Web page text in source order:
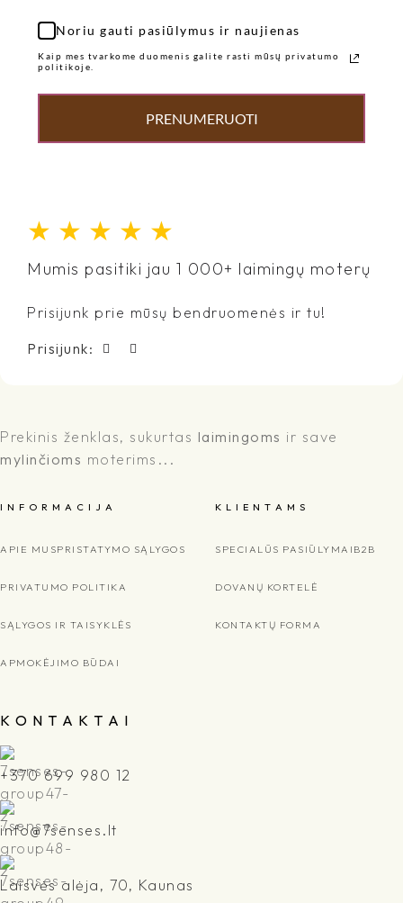
Noriu gauti pasiūlymus ir naujienas
Kaip mes tvarkome duomenis galite rasti mūsų privatumo
politikoje.
PRENUMERUOTI
★ ★ ★ ★ ★
Mumis pasitiki jau 1 000+ laimingų moterų
Prisijunk prie mūsų bendruomenės ir tu!
Prisijunk:
Prekinis ženklas, sukurtas laimingoms ir save
mylinčioms moterims...
I N F O R M A C I J A
APIE MUSPRISTATYMO SĄLYGOS
PRIVATUMO POLITIKA
SĄLYGOS IR TAISYKLĖS
APMOKĖJIMO BŪDAI
K L I E N T A M S
SPECIALŪS PASIŪLYMAI B2B
DOVANŲ KORTELĖ
KONTAKTŲ FORMA
K O N T A K T A I
+370 699 980 12
info@7senses.lt
Laisvės alėja, 70, Kaunas